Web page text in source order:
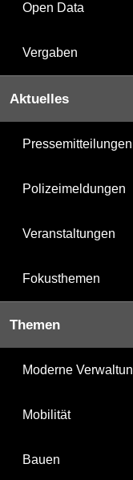
Open Data
Vergaben
Aktuelles
Pressemitteilungen
Polizeimeldungen
Veranstaltungen
Fokusthemen
Themen
Moderne
Mobilität
Bauen